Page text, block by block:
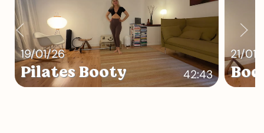
19/01/26
Pilates Booty 42:43
21/